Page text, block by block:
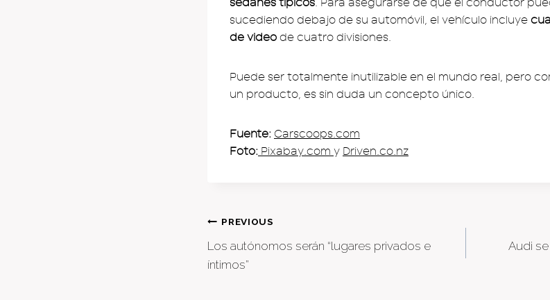
sedanes típicos. Para asegurarse de que el conductor
sucediendo debajo de su automóvil, el vehículo incluye
de video de cuatro divisiones.
Puede ser totalmente inutilizable en el mundo real, pero
un producto, es sin duda un concepto único.
Fuente: Carscoops.com
Foto: Pixabay.com y Driven.co.nz
Post
navigation
PREVIOUS
Los autónomos serán “lugares privados e
íntimos”
Audi